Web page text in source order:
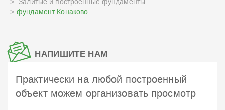
фундамент Конаково
НАПИШИТЕ НАМ
Практически на любой построенный
объект можем организовать просмотр